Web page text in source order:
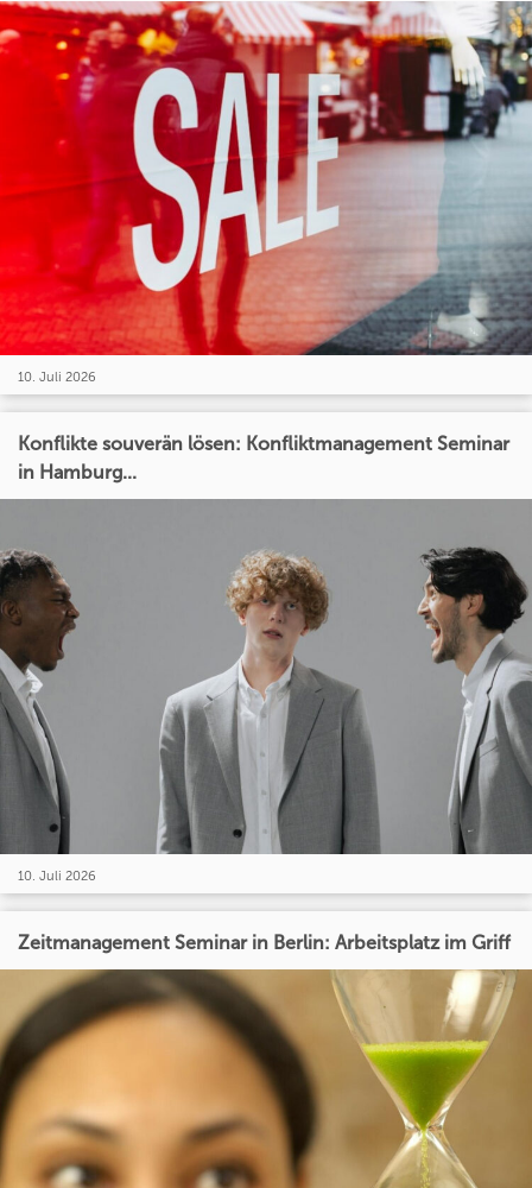
10. Juli 2026
Konflikte souverän lösen: Konfliktmanagement Seminar
in Hamburg...
10. Juli 2026
Zeitmanagement Seminar in Berlin: Arbeitsplatz im Griff